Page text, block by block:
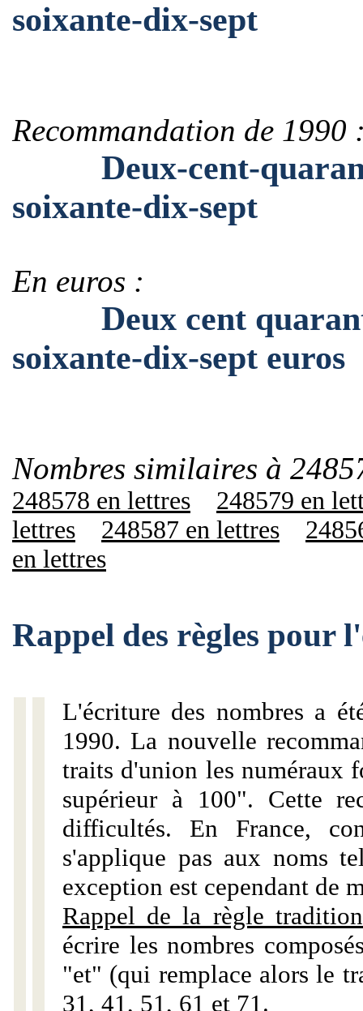
soixante-dix-sept
Recommandation de 1990
Deux-cent-
soixante-dix-sept
En euros :
Deux cent
soixante-dix-sept euros
Nombres similaires à
248578 en lettres
248579 en
lettres
248587 en lettres
en lettres
Rappel des règles pour
L'écriture des nombres a
1990. La nouvelle
traits d'union les numéraux
supérieur à 100". Cette
difficultés. En France,
s'applique pas aux noms
exception est cependant de
Rappel de la règle
écrire les nombres
"et" (qui remplace alors le
31, 41, 51, 61 et 71.